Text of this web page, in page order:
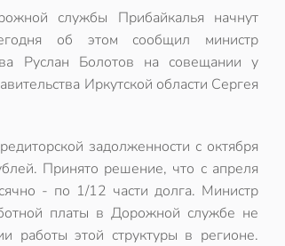
службы Прибайкалья начнут
об этом сообщил министр
Руслан Болотов на совещании у
Иркутской области Сергея
задолженности с октября
Принято решение, что с апреля
- по 1/12 части долга. Министр
платы в Дорожной службе не
работы этой структуры в регионе.